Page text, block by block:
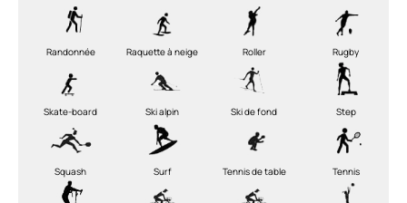
Randonnée Raquette à neige Roller Rugby
Skate-board Ski alpin Ski de fond Step
Squash Surf Tennis de table Tennis